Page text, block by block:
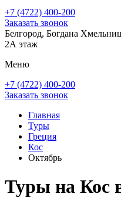
+7 (4722) 400-200
Заказать звонок
Белгород, Богдана
2А этаж
Меню
+7 (4722) 400-200
Заказать звонок
Главная
Туры
Греция
Кос
Октябрь
Туры на Кос